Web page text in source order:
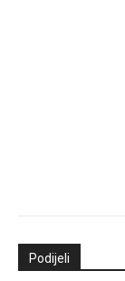
Podijeli